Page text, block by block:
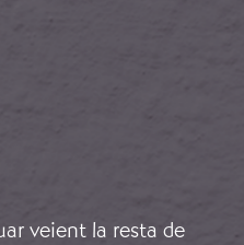
veient la resta de